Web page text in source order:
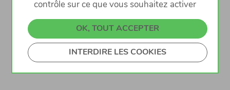
à temps plein (CDI).
Entrée immédiate ou à convenir.
contrôle sur ce que vous souhaitez activer
OK, TOUT ACCEPTER
INTERDIRE LES COOKIES